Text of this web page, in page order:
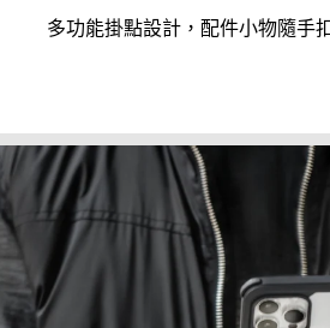
多功能掛點設計，配件小物隨手